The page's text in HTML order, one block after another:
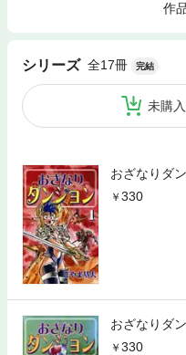
作
シリーズ 全17冊 完結
未購
おざなりダ
330
おざなりダ
330